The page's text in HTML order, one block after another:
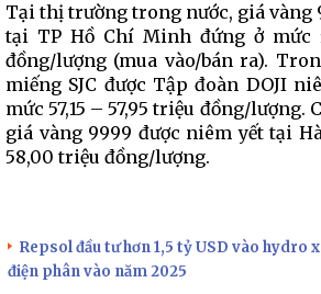
Tại thị trường trong nước, giá vàng
tại TP Hồ Chí Minh đứng ở mức
đồng/lượng (mua vào/bán ra).
miếng SJC được Tập đoàn DOJI
mức 57,15 – 57,95 triệu đồng/lượng.
giá vàng 9999 được niêm yết tại
58,00 triệu đồng/lượng.
Repsol đầu tư hơn 1,5 tỷ USD vào hydro
điện phân vào năm 2025